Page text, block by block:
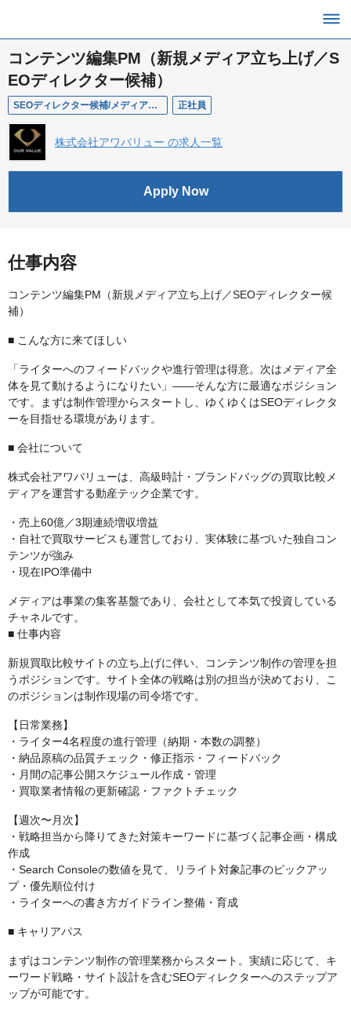
コンテンツ編集PM（新規メディア立ち上げ／S
EOディレクター候補）
SEOディレクター候補/メディア運営/コンテンツディレクター 正社員
株式会社アワバリュー の求人一覧
Apply Now
仕事内容
コンテンツ編集PM（新規メディア立ち上げ／SEOディレクター候
補）
■ こんな方に来てほしい
「ライターへのフィードバックや進行管理は得意。次はメディア全
体を見て動けるようになりたい」——そんな方に最適なポジション
です。まずは制作管理からスタートし、ゆくゆくはSEOディレクタ
ーを目指せる環境があります。
■ 会社について
株式会社アワバリューは、高級時計・ブランドバッグの買取比較メ
ディアを運営する動産テック企業です。
・売上60億／3期連続増収増益
・自社で買取サービスも運営しており、実体験に基づいた独自コン
テンツが強み
・現在IPO準備中
メディアは事業の集客基盤であり、会社として本気で投資している
チャネルです。
■ 仕事内容
新規買取比較サイトの立ち上げに伴い、コンテンツ制作の管理を担
うポジションです。サイト全体の戦略は別の担当が決めており、こ
のポジションは制作現場の司令塔です。
【日常業務】
・ライター4名程度の進行管理（納期・本数の調整）
・納品原稿の品質チェック・修正指示・フィードバック
・月間の記事公開スケジュール作成・管理
・買取業者情報の更新確認・ファクトチェック
【週次〜月次】
・戦略担当から降りてきた対策キーワードに基づく記事企画・構成
作成
・Search Consoleの数値を見て、リライト対象記事のピックアッ
プ・優先順位付け
・ライターへの書き方ガイドライン整備・育成
■ キャリアパス
まずはコンテンツ制作の管理業務からスタート。実績に応じて、キ
ーワード戦略・サイト設計を含むSEOディレクターへのステップア
ップが可能です。